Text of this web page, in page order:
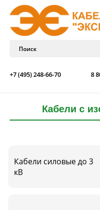
+7 (495) 248-66-70 8
Кабели с
Кабели силовые до 3
кВ